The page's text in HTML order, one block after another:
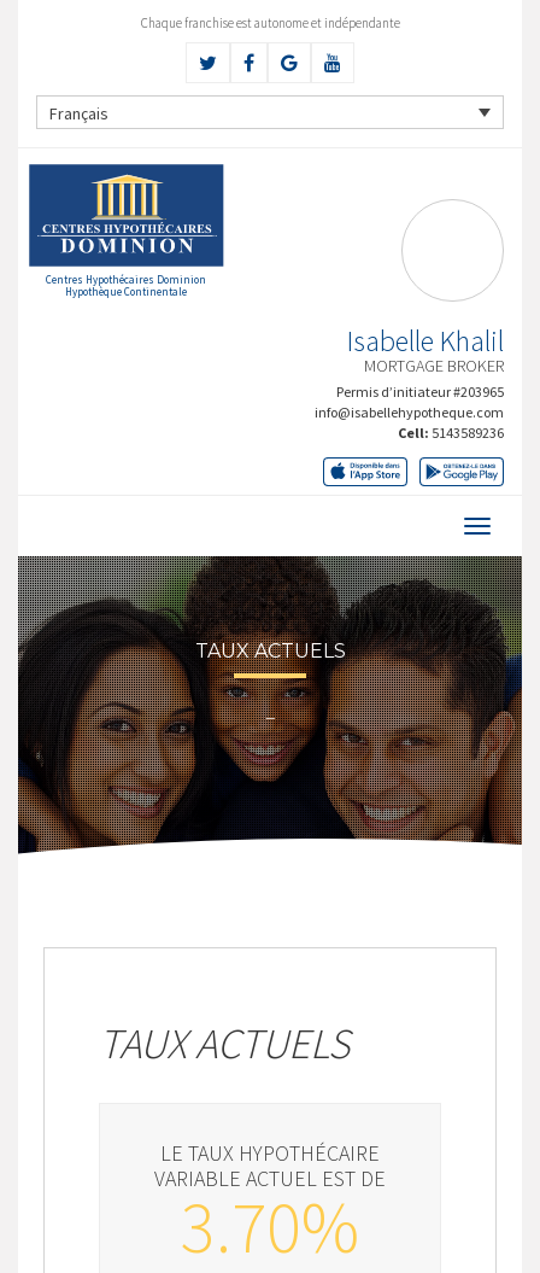
Chaque franchise est autonome et indépendante
Français
Centres Hypothécaires Dominion
Hypothèque Continentale
Isabelle Khalil
MORTGAGE BROKER
Permis d’initiateur #203965
info@isabellehypotheque.com
Cell: 5143589236
TAUX ACTUELS
–
TAUX ACTUELS
LE TAUX HYPOTHÉCAIRE
VARIABLE ACTUEL EST DE
3.70%